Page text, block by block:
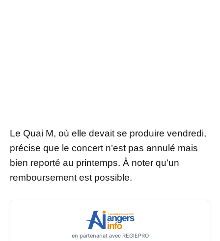
Le Quai M, où elle devait se produire vendredi,
précise que le concert n’est pas annulé mais
bien reporté au printemps. À noter qu’un
remboursement est possible.
en partenariat avec REGIEPRO